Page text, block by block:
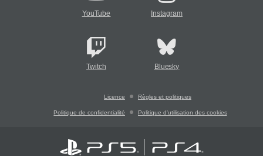
YouTube Instagram
Twitch Bluesky
Licence Règles et politiques
Politique de confidentialité Politique d'utilisation des cookies